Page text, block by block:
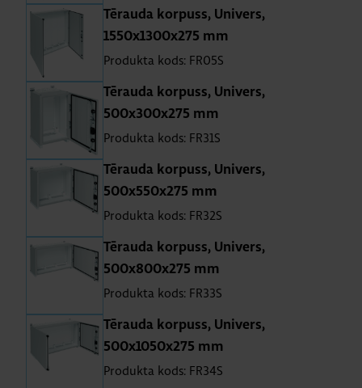
Tē­rauda kor­puss, Uni­vers,
1550x1300x275 mm
Produkta kods: FR05S
Tē­rauda kor­puss, Uni­vers,
500x300x275 mm
Produkta kods: FR31S
Tē­rauda kor­puss, Uni­vers,
500x550x275 mm
Produkta kods: FR32S
Tē­rauda kor­puss, Uni­vers,
500x800x275 mm
Produkta kods: FR33S
Tē­rauda kor­puss, Uni­vers,
500x1050x275 mm
Produkta kods: FR34S